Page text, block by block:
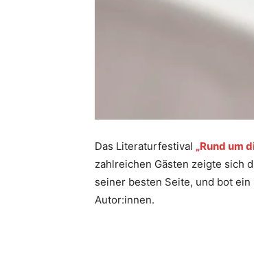
Das Literaturfestival „Rund um
zahlreichen Gästen zeigte sich
seiner besten Seite, und bot
Autor:innen.